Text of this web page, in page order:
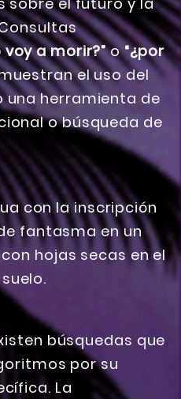
voy a morir?”o“¿por
el uso del
herramienta de
o búsqueda de
búsquedas que
por su
La